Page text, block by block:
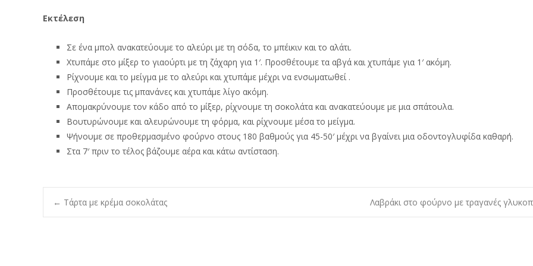
Εκτέλεση
Σε ένα μπολ ανακατεύουμε το αλεύρι με τη σόδα, το μπέικιν και το αλάτι.
Χτυπάμε στο μίξερ το γιαούρτι με τη ζάχαρη για 1′. Προσθέτουμε τα αβγά και χτυπάμε για 1′ ακόμη.
Ρίχνουμε και το μείγμα με το αλεύρι και χτυπάμε μέχρι να ενσωματωθεί .
Προσθέτουμε τις μπανάνες και χτυπάμε λίγο ακόμη.
Απομακρύνουμε τον κάδο από το μίξερ, ρίχνουμε τη σοκολάτα και ανακατεύουμε με μια σπάτουλα.
Βουτυρώνουμε και αλευρώνουμε τη φόρμα, και ρίχνουμε μέσα το μείγμα.
Ψήνουμε σε προθερμασμένο φούρνο στους 180 βαθμούς για 45-50′ μέχρι να βγαίνει μια οδοντογλυφίδα καθαρή.
Στα 7′ πριν το τέλος βάζουμε αέρα και κάτω αντίσταση.
Post
← Τάρτα με κρέμα σοκολάτας Λαβράκι στο φούρνο με τραγανές